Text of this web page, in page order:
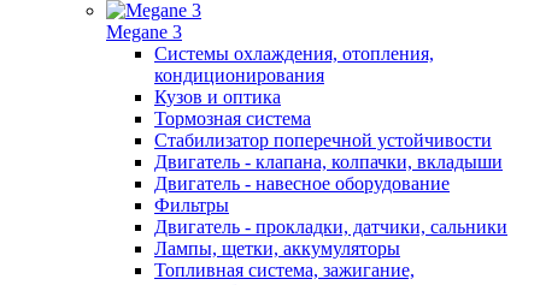
Megane 3
Системы охлаждения, отопления,
кондиционирования
Кузов и оптика
Тормозная система
Стабилизатор поперечной устойчивости
Двигатель - клапана, колпачки, вкладыши
Двигатель - навесное оборудование
Фильтры
Двигатель - прокладки, датчики, сальники
Лампы, щетки, аккумуляторы
Топливная система, зажигание,